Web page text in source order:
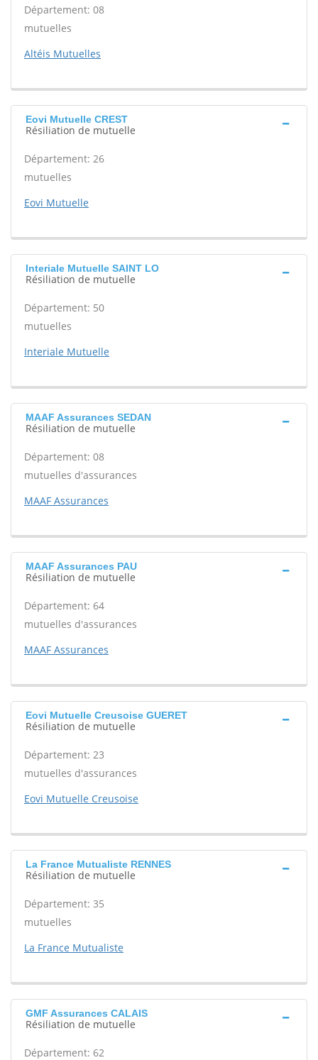
Département: 08
mutuelles
Altéis Mutuelles
Eovi Mutuelle CREST
Résiliation de mutuelle
Département: 26
mutuelles
Eovi Mutuelle
Interiale Mutuelle SAINT LO
Résiliation de mutuelle
Département: 50
mutuelles
Interiale Mutuelle
MAAF Assurances SEDAN
Résiliation de mutuelle
Département: 08
mutuelles d'assurances
MAAF Assurances
MAAF Assurances PAU
Résiliation de mutuelle
Département: 64
mutuelles d'assurances
MAAF Assurances
Eovi Mutuelle Creusoise GUERET
Résiliation de mutuelle
Département: 23
mutuelles d'assurances
Eovi Mutuelle Creusoise
La France Mutualiste RENNES
Résiliation de mutuelle
Département: 35
mutuelles
La France Mutualiste
GMF Assurances CALAIS
Résiliation de mutuelle
Département: 62